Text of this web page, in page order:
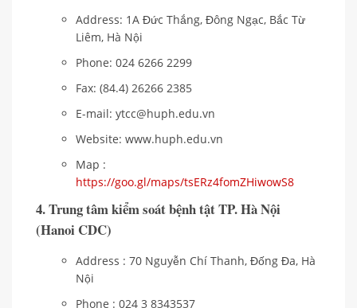
Address: 1A Đức Thắng, Đông Ngạc, Bắc Từ
Liêm, Hà Nội
Phone: 024 6266 2299
Fax: (84.4) 26266 2385
E-mail: ytcc@huph.edu.vn
Website: www.huph.edu.vn
Map :
https://goo.gl/maps/tsERz4fomZHiwowS8
4. Trung tâm kiểm soát bệnh tật TP. Hà Nội
(Hanoi CDC)
Address : 70 Nguyễn Chí Thanh, Đống Đa, Hà
Nội
Phone : 024 3 8343537